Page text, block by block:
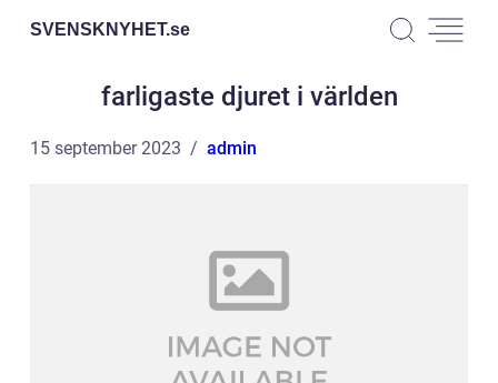
SVENSKNYHET.se
farligaste djuret i världen
15 september 2023 admin